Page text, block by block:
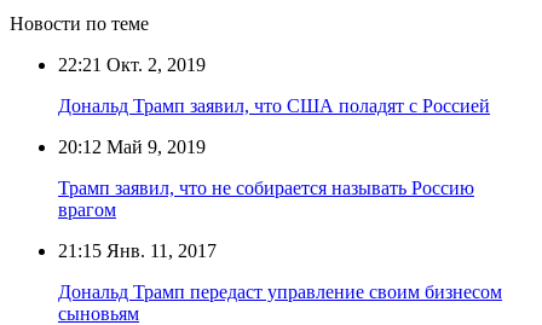
Новости по теме
22:21 Окт. 2, 2019
Дональд Трамп заявил, что США поладят с Россией
20:12 Май 9, 2019
Трамп заявил, что не собирается называть Россию
врагом
21:15 Янв. 11, 2017
Дональд Трамп передаст управление своим бизнесом
сыновьям